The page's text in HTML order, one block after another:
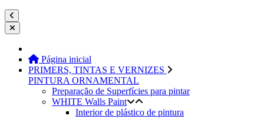
Página inicial
PRIMERS, TINTAS E VERNIZES
PINTURA ORNAMENTAL
Preparação de Superfícies para pintar
WHITE Walls Paint
Interior de plástico de pintura